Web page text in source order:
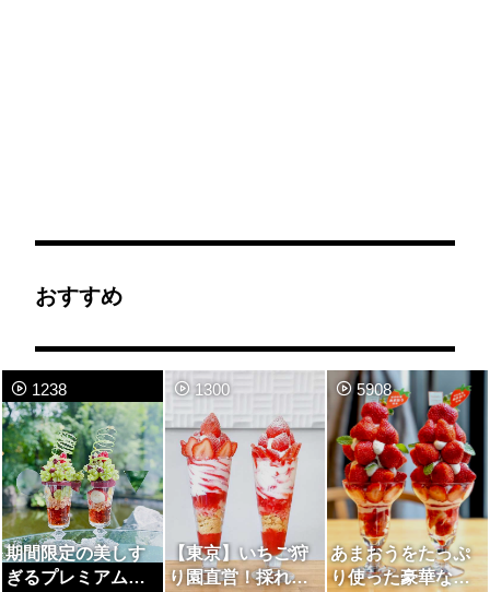
おすすめ
1238
期間限定の美しす
ぎるプレミアムパ
1300
【東京】いちご狩
り園直営！採れた
5908
あまおうをたっぷ
り使った豪華なパ